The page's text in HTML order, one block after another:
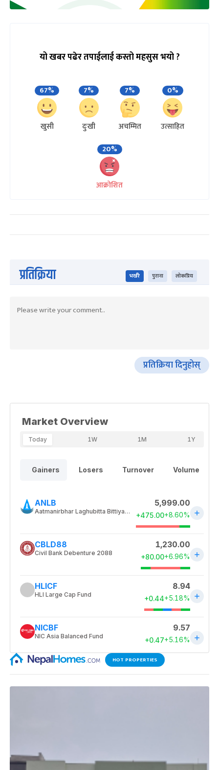
यो खबर पढेर तपाईलाई कस्तो महसुस भयो ?
67%
खुसी
7%
दुःखी
7%
अचम्मित
0%
उत्साहित
20%
आक्रोशित
प्रतिक्रिया भर्खरै पुराना लोकप्रिय
प्रतिक्रिया दिनुहोस्
HOT PROPERTIES